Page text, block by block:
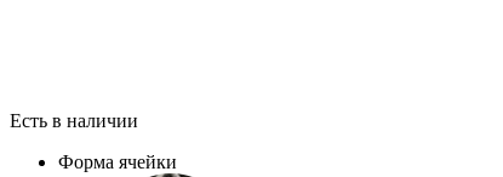
Есть в наличии
Форма ячейки